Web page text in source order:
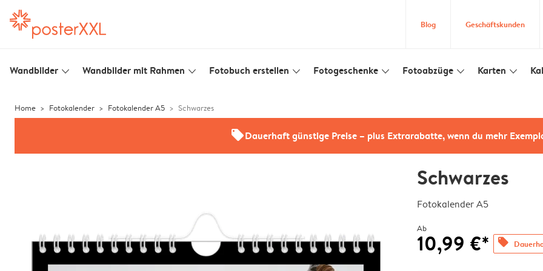
Blog Geschäftskunden
Wandbilder slim_arrow_down Wandbilder mit Rahmen slim_arrow_down Fotobuch erstellen slim_arrow_down Fotogeschenke slim_arrow_down Fotoabzüge slim_arrow_down Karten slim_arrow_down
Home Fotokalender Fotokalender A5 Schwarzes
offersDauerhaft günstige Preise – plus Extrarabatte, wenn du mehr
Schwarzes
Fotokalender A5
Ab
10,99 €* offers